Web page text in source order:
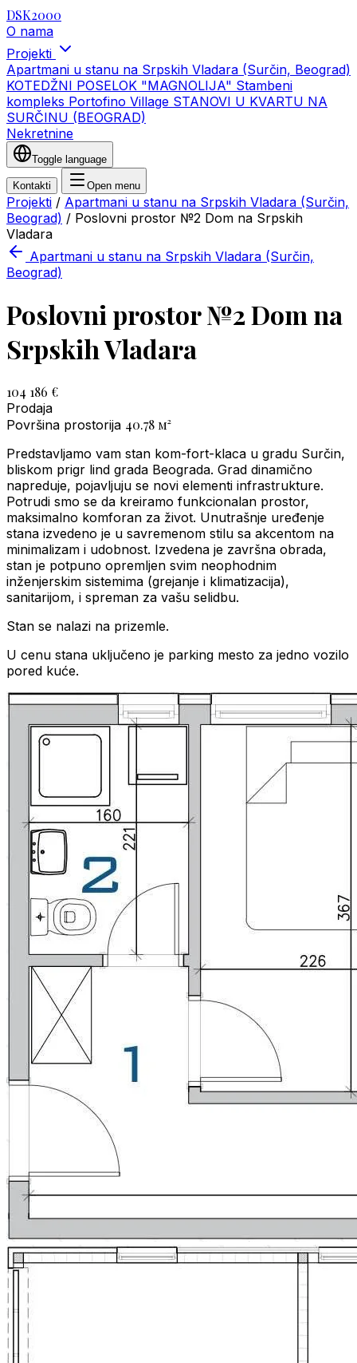
DSK2000
O nama
Projekti
Apartmani u stanu na Srpskih Vladara (Surčin, Beograd)
KOTEDŽNI POSELOK "MAGNOLIJA" Stambeni
kompleks Portofino Village STANOVI U KVARTU NA
SURČINU (BEOGRAD)
Nekretnine
Toggle language
Kontakti Open menu
Projekti / Apartmani u stanu na Srpskih Vladara (Surčin,
Beograd) / Poslovni prostor №2 Dom na Srpskih
Vladarа
Apartmani u stanu na Srpskih Vladara (Surčin,
Beograd)
Poslovni prostor №2 Dom na
Srpskih Vladarа
104 186 €
Prodaja
Površina prostorija 40.78 м²
Predstavljamo vam stan kom-fort-klaса u gradu Surčin,
bliskom prigr lind grada Beograda. Grad dinamično
napreduje, pojavljuju se novi elementi infrastrukture.
Potrudi smo se da kreiramo funkcionalan prostor,
maksimalno komforan za život. Unutrašnje uređenje
stana izvedeno je u savremenom stilu sa akcentom na
minimalizam i udobnost. Izvedena je završna obrada,
stan je potpuno opremljen svim neophodnim
inženjerskim sistemima (grejanje i klimatizacija),
sanitarijom, i spreman za vašu selidbu.
Stan se nalazi na prizemle.
U cenu stana uključeno je parking mesto za jedno vozilo
pored kuće.